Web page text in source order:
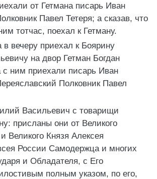
от Гетмана писарь Иван
Павел Тетеря; а сказав, что
тотчас, поехал к Гетману.
в вечеру приехал к Боярину
на двор Гетман Богдан
ним приехали писарь Иван
Полковник Павел
Васильевич с товарищи
присланы они от Великого
Великого Князя Алексея
России Самодержца и многих
и Обладателя, с Его
полным указом, по его,